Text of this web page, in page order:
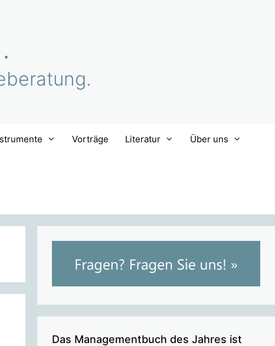
Vorträge Literatur Über uns
Das Managementbuch des Jahres ist